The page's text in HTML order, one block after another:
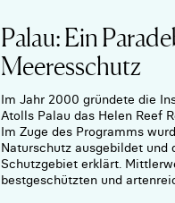
Palau: Ein
Meeresschutz
Im Jahr 2000 gründete die
Atolls Palau das Helen Reef
Im Zuge des Programms
Naturschutz ausgebildet und
Schutzgebiet erklärt.
bestgeschützten und